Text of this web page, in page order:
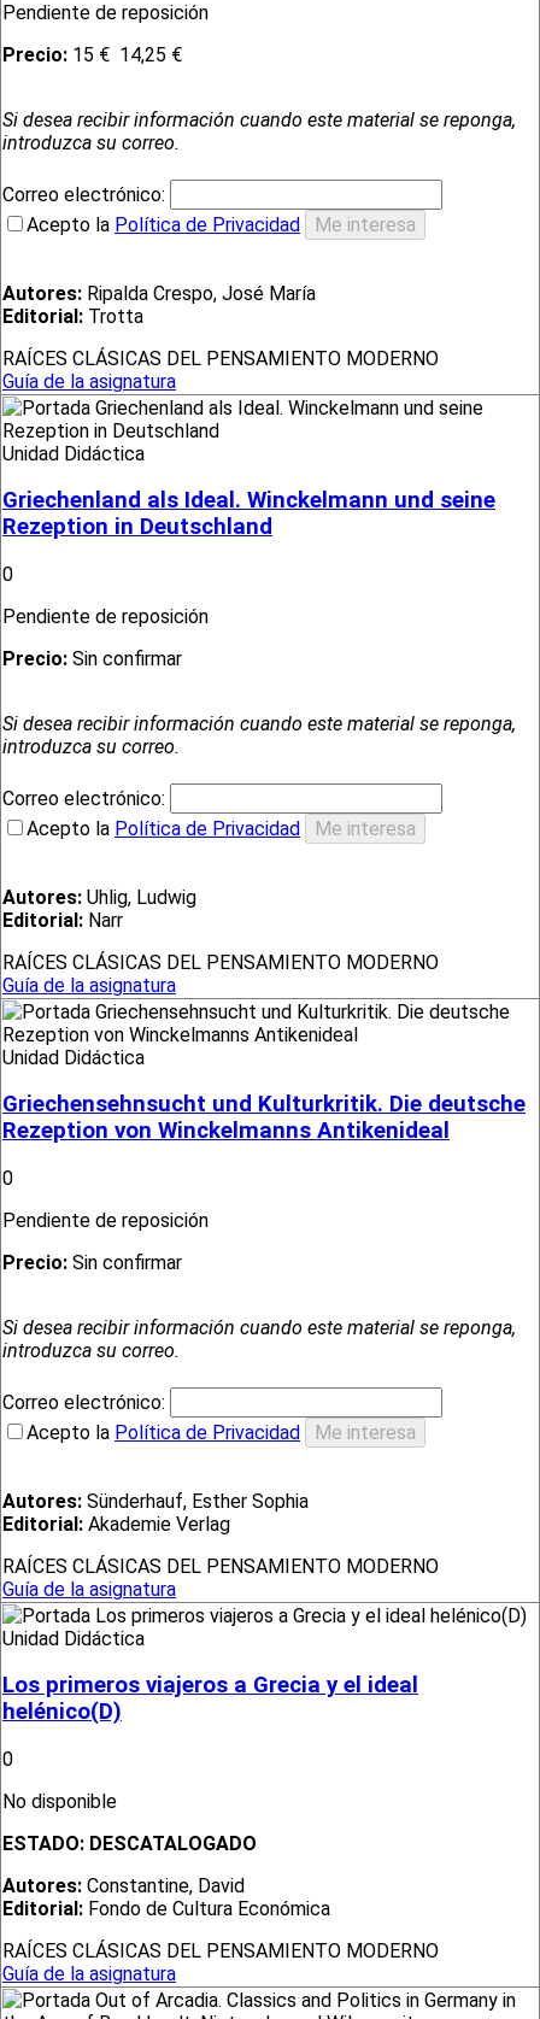
Pendiente de reposición
Precio: 15 € 14,25 €
Si desea recibir información cuando este material se reponga,
introduzca su correo.
Correo electrónico:
Acepto la Política de Privacidad
Autores: Ripalda Crespo, José María
Editorial: Trotta
RAÍCES CLÁSICAS DEL PENSAMIENTO MODERNO
Guía de la asignatura
Unidad Didáctica
Griechenland als Ideal. Winckelmann und seine
Rezeption in Deutschland
0
Pendiente de reposición
Precio: Sin confirmar
Si desea recibir información cuando este material se reponga,
introduzca su correo.
Correo electrónico:
Acepto la Política de Privacidad
Autores: Uhlig, Ludwig
Editorial: Narr
RAÍCES CLÁSICAS DEL PENSAMIENTO MODERNO
Guía de la asignatura
Unidad Didáctica
Griechensehnsucht und Kulturkritik. Die deutsche
Rezeption von Winckelmanns Antikenideal
0
Pendiente de reposición
Precio: Sin confirmar
Si desea recibir información cuando este material se reponga,
introduzca su correo.
Correo electrónico:
Acepto la Política de Privacidad
Autores: Sünderhauf, Esther Sophia
Editorial: Akademie Verlag
RAÍCES CLÁSICAS DEL PENSAMIENTO MODERNO
Guía de la asignatura
Unidad Didáctica
Los primeros viajeros a Grecia y el ideal
helénico(D)
0
No disponible
ESTADO: DESCATALOGADO
Autores: Constantine, David
Editorial: Fondo de Cultura Económica
RAÍCES CLÁSICAS DEL PENSAMIENTO MODERNO
Guía de la asignatura